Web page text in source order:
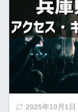
2025年10月1日